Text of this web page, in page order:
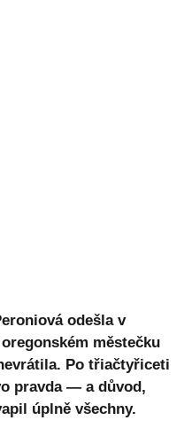
odešla v
městečku
Po třiačtyřiceti
pravda — a důvod,
úplně všechny.